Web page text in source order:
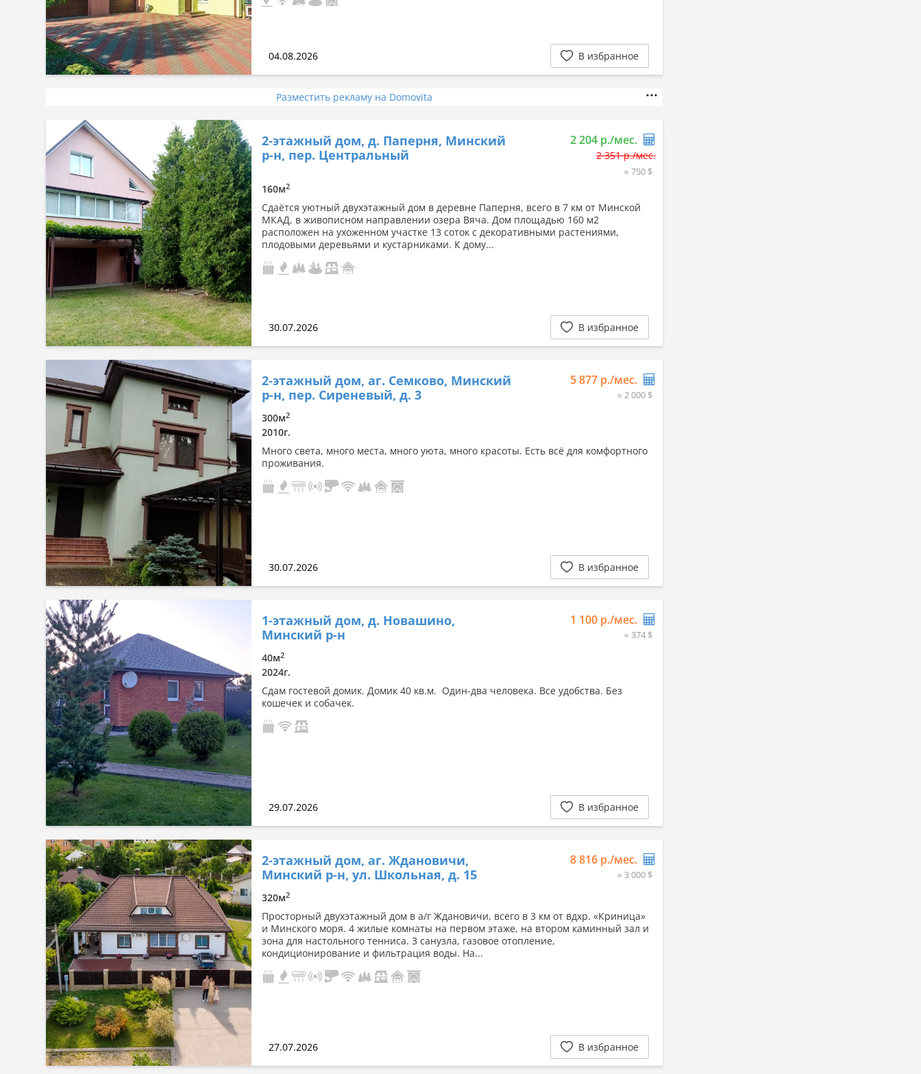
04.08.2026 В избранное
Разместить рекламу на Domovita
2-этажный дом, д. Паперня, Минский
р-н, пер. Центральный
2 204 р./мес.
2 351 р./мес.
≈ 750 $
160м2
Сдаётся уютный двухэтажный дом в деревне Паперня, всего в 7 км от Минской
МКАД, в живописном направлении озера Вяча. Дом площадью 160 м2
расположен на ухоженном участке 13 соток с декоративными растениями,
плодовыми деревьями и кустарниками. К дому...
30.07.2026 В избранное
2-этажный дом, аг. Семково, Минский
р-н, пер. Сиреневый, д. 3
5 877 р./мес.
≈ 2 000 $
300м2
2010г.
Много света, много места, много уюта, много красоты. Есть всё для комфортного
проживания.
30.07.2026 В избранное
1-этажный дом, д. Новашино,
Минский р-н
1 100 р./мес.
≈ 374 $
40м2
2024г.
Сдам гостевой домик. Домик 40 кв.м. Один-два человека. Все удобства. Без
кошечек и собачек.
29.07.2026 В избранное
2-этажный дом, аг. Ждановичи,
Минский р-н, ул. Школьная, д. 15
8 816 р./мес.
≈ 3 000 $
320м2
Просторный двухэтажный дом в а/г Ждановичи, всего в 3 км от вдхр. «Криница»
и Минского моря. 4 жилые комнаты на первом этаже, на втором каминный зал и
зона для настольного тенниса. 3 санузла, газовое отопление,
кондиционирование и фильтрация воды. На...
27.07.2026 В избранное